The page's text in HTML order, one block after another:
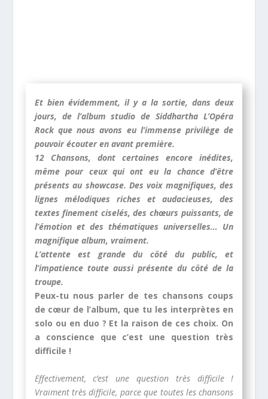
Et bien évidemment, il y a la sortie, dans deux
jours, de l’album studio de Siddhartha L’Opéra
Rock que nous avons eu l’immense privilège de
pouvoir écouter en avant première.
12 Chansons, dont certaines encore inédites,
même pour ceux qui ont eu la chance d’être
présents au showcase. Des voix magnifiques, des
lignes mélodiques riches et audacieuses, des
textes finement ciselés, des chœurs puissants, de
l’émotion et des thématiques universelles… Un
magnifique album, vraiment.
L’attente est grande du côté du public, et
l’impatience toute aussi présente du côté de la
troupe.
Peux-tu nous parler de tes chansons coups
de cœur de l’album, que tu les interprètes en
solo ou en duo ? Et la raison de ces choix. On
a conscience que c’est une question très
difficile !
Effectivement, c’est une question très difficile !
Vraiment très difficile, parce que toutes les chansons